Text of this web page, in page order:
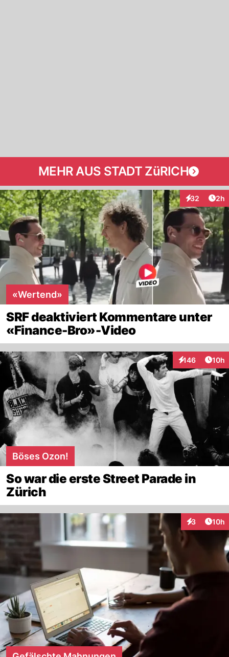
MEHR AUS STADT ZüRICH
32
Interaktionen
2h
«Wertend»
SRF deaktiviert Kommentare unter
«Finance-Bro»-Video
146
Interaktionen
10h
Böses Ozon!
So war die erste Street Parade in
Zürich
3
Interaktionen
10h